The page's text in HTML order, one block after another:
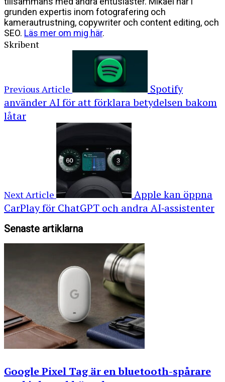
grunden expertis inom fotografering och
kamerautrustning, copywriter och content editing, och
SEO. Läs mer om mig här.
Skribent
Previous Article
Spotify
använder AI för att förklara betydelsen bakom
låtar
Next Article
Apple kan öppna
CarPlay för ChatGPT och andra AI‑assistenter
Senaste artiklarna
Google Pixel Tag är en bluetooth-spårare